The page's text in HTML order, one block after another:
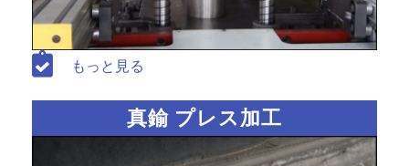
もっと見る
真鍮 プレス加工